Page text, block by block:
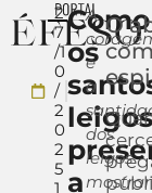
2
7
/1
0
/
2
0
2
5
1
Como
os
leigos
a
A
e
a
dos
leigos
O